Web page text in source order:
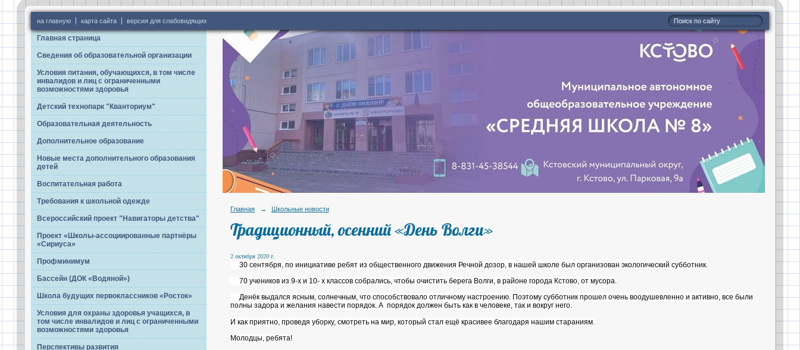
на главную карта сайта версия для слабовидящих
Главная страница
Сведения об образовательной организации
Условия питания, обучающихся, в том числе
инвалидов и лиц с ограниченными
возможностями здоровья
Детский технопарк "Кванториум"
Образовательная деятельность
Дополнительное образование
Новые места дополнительного образования
детей
Воспитательная работа
Требования к школьной одежде
Всероссийский проект "Навигаторы детства"
Проект «Школы-ассоциированные партнёры
«Сириуса»
Профминимум
Бассейн (ДОК «Водяной»)
Школа будущих первоклассников «Росток»
Условия для охраны здоровья учащихся, в
том числе инвалидов и лиц с ограниченными
возможностями здоровья
Перспективы развития
Главная → Школьные новости
Традиционный, осенний «День Волги»
2 октября 2020 г.
30 сентября, по инициативе ребят из общественного движения Речной дозор, в нашей школе был организован экологический субботник.
70 учеников из 9-х и 10- х классов собрались, чтобы очистить берега Волги, в районе города Кстово, от мусора.
Денёк выдался ясным, солнечным, что способствовало отличному настроению. Поэтому субботник прошел очень воодушевленно и активно, все были
полны задора и желания навести порядок. А порядок должен быть как в человеке, так и вокруг него.
И как приятно, проведя уборку, смотреть на мир, который стал ещё красивее благодаря нашим стараниям.
Молодцы, ребята!